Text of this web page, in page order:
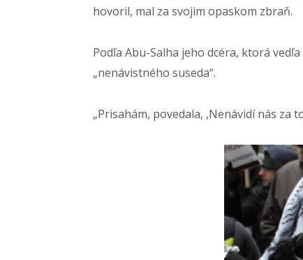
hovoril, mal za svojim opaskom zbraň.
Podľa Abu-Salha jeho dcéra, ktorá
„nenávistného suseda“.
„Prisahám, povedala, ‚Nenávidí nás za